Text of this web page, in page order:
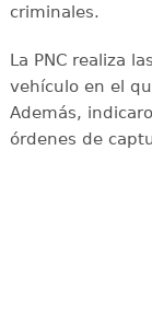
criminales.
La PNC realiza
vehículo en el
Además,
órdenes de